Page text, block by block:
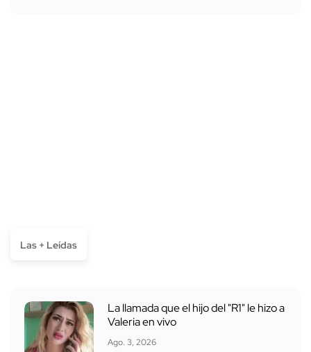
Las + Leídas
La llamada que el hijo del "R1" le hizo a
Valeria en vivo
Ago. 3, 2026